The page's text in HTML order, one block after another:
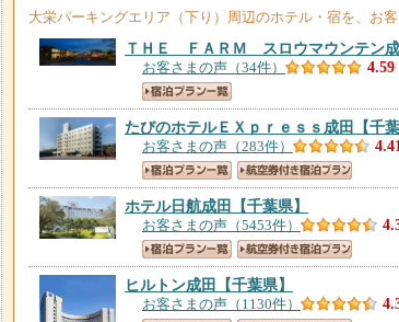
大栄パーキングエリア（下り） 周辺のホテル・宿を、お
ＴＨＥ ＦＡＲＭ スロウマウンテン成
お客さまの声（34件） 4.59
たびのホテルＥＸｐｒｅｓｓ成田 【千
お客さまの声（283件）
ホテル日航成田 【千葉県】
お客さまの声（5453件）
ヒルトン成田 【千葉県】
お客さまの声（1130件）